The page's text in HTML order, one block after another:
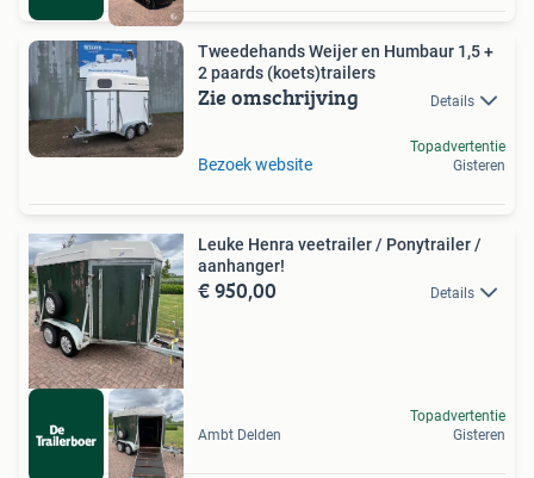
Tweedehands Weijer en Humbaur 1,5 +
2 paards (koets)trailers
Zie omschrijving Details
Bezoek website
Topadvertentie
Gisteren
Leuke Henra veetrailer / Ponytrailer /
aanhanger!
€ 950,00 Details
Ambt Delden
Topadvertentie
Gisteren